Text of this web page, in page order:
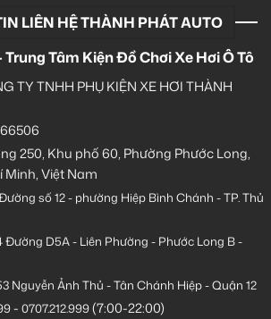
LIÊN HỆ THÀNH PHÁT AUTO
Tâm Kiện Đồ Chơi Xe Hơi Ô Tô
TY TNHH PHỤ KIỆN XE HƠI THÀNH
250, Khu phố 60, Phường Phước Long,
Việt Nam
Đường số 12 - phường Hiệp Bình Chánh - TP. Thủ
Đường D5A - Liên Phường - Phước Long B -
Nguyễn Ảnh Thủ - Tân Chánh Hiệp - Quận 12
- 0707.212.999(7:00-22:00)